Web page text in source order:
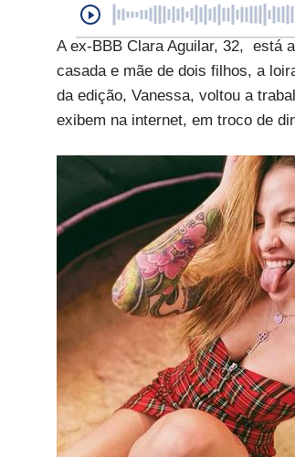
A ex-BBB Clara Aguilar, 32, está
casada e mãe de dois filhos, a
da edição, Vanessa, voltou a
exibem na internet, em troco de